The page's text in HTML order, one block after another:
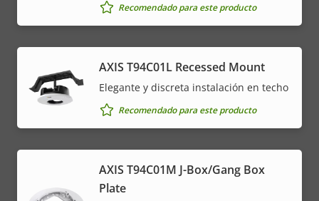
Recomendado para este producto
AXIS T94C01L Recessed Mount
Elegante y discreta instalación en techo
Recomendado para este producto
AXIS T94C01M J-Box/Gang Box
Plate